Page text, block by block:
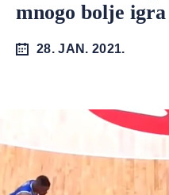
mnogo bolje
28. JAN. 2021.